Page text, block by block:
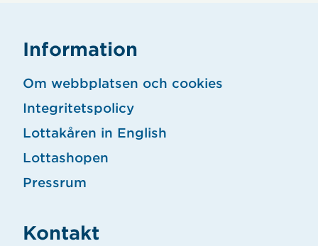
Information
Om webbplatsen och cookies
Integritetspolicy
Lottakåren in English
Lottashopen
Pressrum
Kontakt